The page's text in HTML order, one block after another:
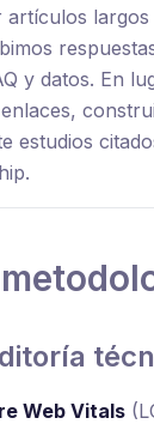
artículos largos
y datos. En
estudios
Web Vitals